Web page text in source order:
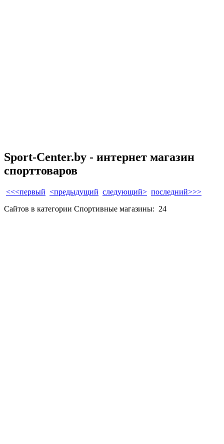
Sport-Center.by - интернет магазин
спорттоваров
<<<первый <предыдущий следующий> последний>>>
Сайтов в категории Спортивные магазины: 24